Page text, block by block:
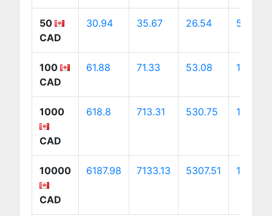
50
CAD
30.94 35.67 26.54 50
100
CAD
61.88 71.33 53.08 100
1000
CAD
618.8 713.31 530.75 1000
10000
CAD
6187.98 7133.13 5307.51 10000